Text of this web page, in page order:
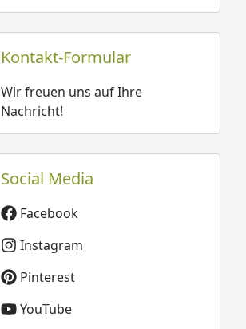
Kontakt-Formular
Wir freuen uns auf Ihre
Nachricht!
Social Media
Facebook
Instagram
Pinterest
YouTube